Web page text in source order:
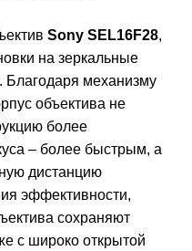
Sony SEL16F28,
на зеркальные
механизму
объектива не
более
– более быстрым, а
дистанцию
эффективности,
сохраняют
с широко открытой